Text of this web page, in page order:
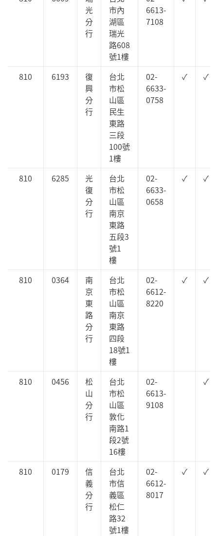
光
分
行
市內
湖區
瑞光
路608
號1樓
6613-
7108
810 6193
復
興
分
行
台北
市松
山區
民生
東路
三段
100號
1樓
02-
6633-
0758
✓ ✓
810 6285
光
復
分
行
台北
市松
山區
南京
東路
五段3
號1
樓
02-
6633-
0658
✓ ✓
810 0364
南
京
東
路
分
行
台北
市松
山區
南京
東路
四段
18號1
樓
02-
6612-
8220
✓ ✓
810 0456
松
山
分
行
台北
市松
山區
敦化
南路1
段2號
16樓
02-
6613-
9108
✓
810 0179
信
義
分
行
台北
市信
義區
松仁
路32
號1樓
02-
6612-
8017
✓ ✓